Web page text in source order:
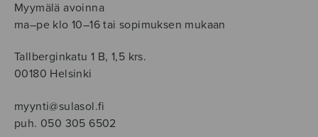
Myymälä avoinna
ma–pe klo 10–16 tai sopimuksen mukaan
Tallberginkatu 1 B, 1,5 krs.
00180 Helsinki
myynti@sulasol.fi
puh. 050 305 6502